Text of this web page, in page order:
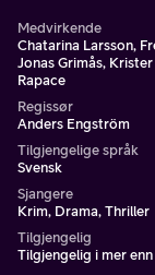
Medvirkende
Chatarina Larsson,
Jonas Grimås,
Rapace
Regissør
Anders Engström
Tilgjengelige språk
Svensk
Sjangere
Krim, Drama, Thriller
Tilgjengelig
Tilgjengelig i mer